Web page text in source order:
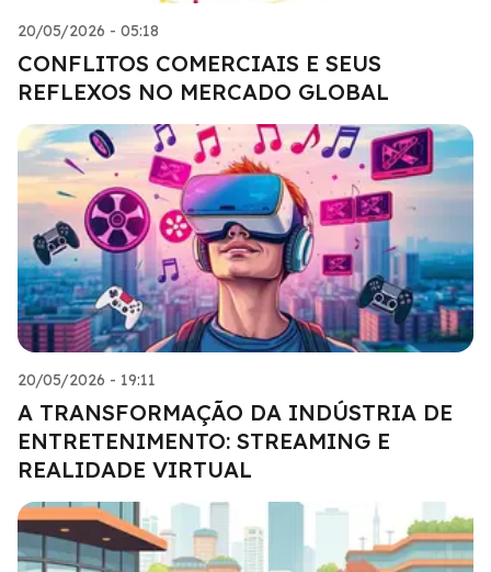
20/05/2026 - 05:18
CONFLITOS COMERCIAIS E SEUS
REFLEXOS NO MERCADO GLOBAL
20/05/2026 - 19:11
A TRANSFORMAÇÃO DA INDÚSTRIA DE
ENTRETENIMENTO: STREAMING E
REALIDADE VIRTUAL